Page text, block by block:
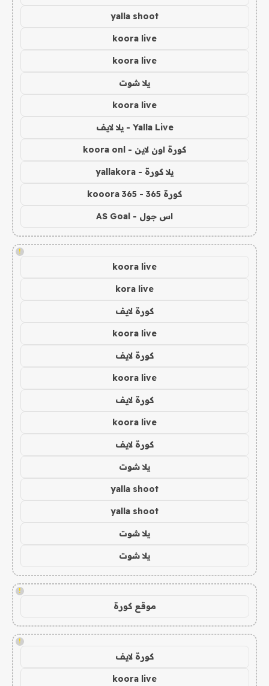
yalla shoot
koora live
koora live
يلا شوت
koora live
Yalla Live - يلا لايف
كورة اون لاين - koora onl
يلا كورة - yallakora
كورة 365 - kooora 365
اس جول - AS Goal
!
koora live
kora live
كورة لايف
koora live
كورة لايف
koora live
كورة لايف
koora live
كورة لايف
يلا شوت
yalla shoot
yalla shoot
يلا شوت
يلا شوت
!
موقع كورة
!
كورة لايف
koora live